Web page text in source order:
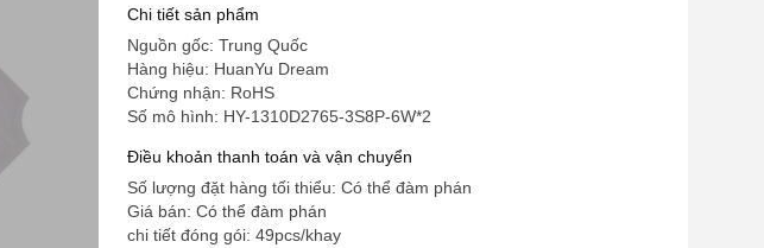
Chi tiết sản phẩm
Nguồn gốc: Trung Quốc
Hàng hiệu: HuanYu Dream
Chứng nhận: RoHS
Số mô hình: HY-1310D2765-3S8P-6W*2
Điều khoản thanh toán và vận chuyển
Số lượng đặt hàng tối thiểu: Có thể đàm phán
Giá bán: Có thể đàm phán
chi tiết đóng gói: 49pcs/khay